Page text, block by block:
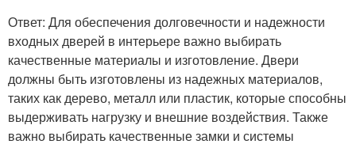
Ответ: Для обеспечения долговечности и надежности
входных дверей в интерьере важно выбирать
качественные материалы и изготовление. Двери
должны быть изготовлены из надежных материалов,
таких как дерево, металл или пластик, которые способны
выдерживать нагрузку и внешние воздействия. Также
важно выбирать качественные замки и системы